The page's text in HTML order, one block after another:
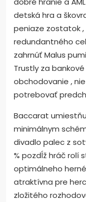
detská hra a
peniaze zostatok
redundantného
zahrnúť Malus
Trustly za
obchodovanie ,
potrebovať
Baccarat
minimálnym
divadlo palec z
% pozdĺž hráč rolí
optimálneho
atraktívna pre
zložitého